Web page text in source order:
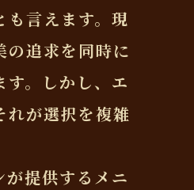
言えます。現
追求を同時に
。しかし、エ
れが選択を複雑
提供するメニ